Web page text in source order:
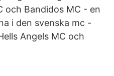
och Bandidos MC - en
i den svenska mc -
Angels MC och